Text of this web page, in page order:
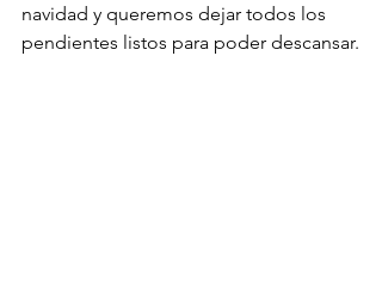
navidad y queremos dejar todos los
pendientes listos para poder descansar.